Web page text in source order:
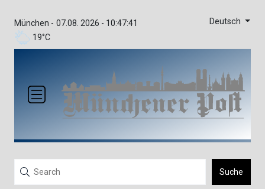
München -
19°C
07.08. 2026 - 10:47:41 Deutsch
Suche